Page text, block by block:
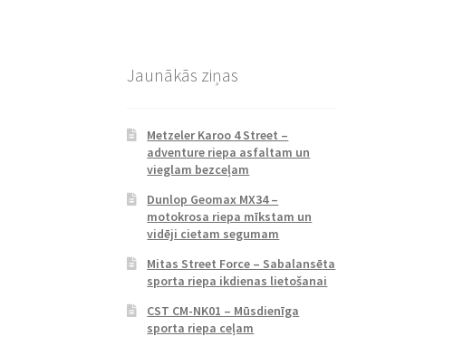
Jaunākās ziņas
Metzeler Karoo 4 Street –
adventure riepa asfaltam un
vieglam bezceļam
Dunlop Geomax MX34 –
motokrosa riepa mīkstam un
vidēji cietam segumam
Mitas Street Force – Sabalansēta
sporta riepa ikdienas lietošanai
CST CM-NK01 – Mūsdienīga
sporta riepa ceļam